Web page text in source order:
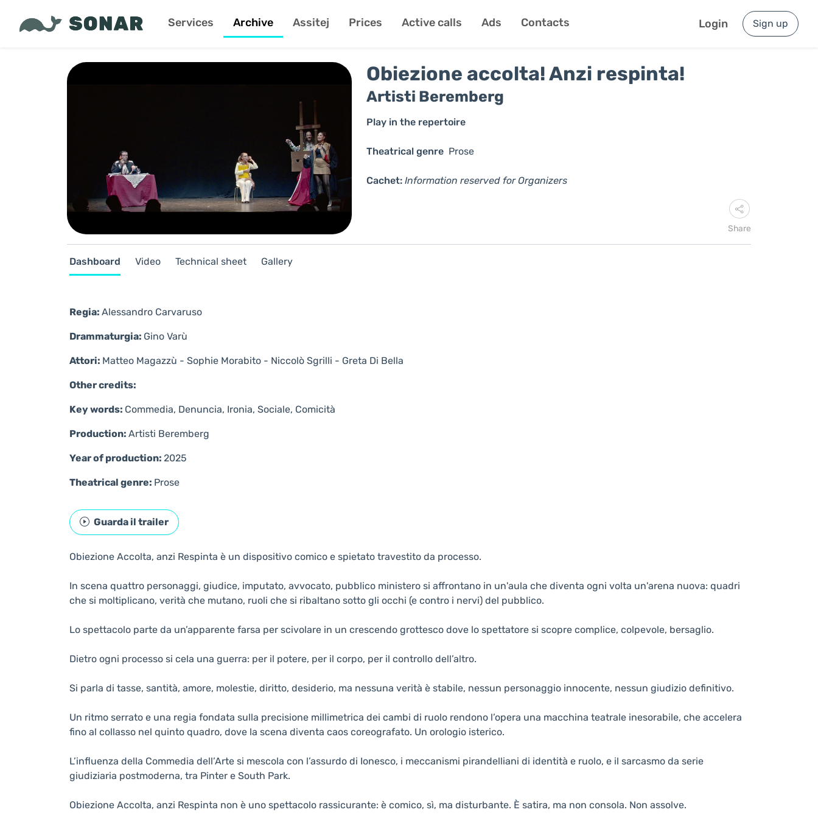
Services Archive Assitej Prices Active calls Ads Contacts Login Sign up
Obiezione accolta! Anzi respinta!
Artisti Beremberg
Play in the repertoire
Theatrical genre Prose
Cachet: Information reserved for Organizers
Share
Dashboard Video Technical sheet Gallery
Regia: Alessandro Carvaruso
Drammaturgia: Gino Varù
Attori: Matteo Magazzù - Sophie Morabito - Niccolò Sgrilli - Greta Di Bella
Other credits:
Key words: Commedia, Denuncia, Ironia, Sociale, Comicità
Production: Artisti Beremberg
Year of production: 2025
Theatrical genre: Prose
Guarda il trailer
Obiezione Accolta, anzi Respinta è un dispositivo comico e spietato travestito da processo.
In scena quattro personaggi, giudice, imputato, avvocato, pubblico ministero si affrontano in un'aula che diventa ogni volta un'arena nuova: quadri
che si moltiplicano, verità che mutano, ruoli che si ribaltano sotto gli occhi (e contro i nervi) del pubblico.
Lo spettacolo parte da un’apparente farsa per scivolare in un crescendo grottesco dove lo spettatore si scopre complice, colpevole, bersaglio.
Dietro ogni processo si cela una guerra: per il potere, per il corpo, per il controllo dell’altro.
Si parla di tasse, santità, amore, molestie, diritto, desiderio, ma nessuna verità è stabile, nessun personaggio innocente, nessun giudizio definitivo.
Un ritmo serrato e una regia fondata sulla precisione millimetrica dei cambi di ruolo rendono l’opera una macchina teatrale inesorabile, che accelera
fino al collasso nel quinto quadro, dove la scena diventa caos coreografato. Un orologio isterico.
L’influenza della Commedia dell’Arte si mescola con l’assurdo di Ionesco, i meccanismi pirandelliani di identità e ruolo, e il sarcasmo da serie
giudiziaria postmoderna, tra Pinter e South Park.
Obiezione Accolta, anzi Respinta non è uno spettacolo rassicurante: è comico, sì, ma disturbante. È satira, ma non consola. Non assolve.